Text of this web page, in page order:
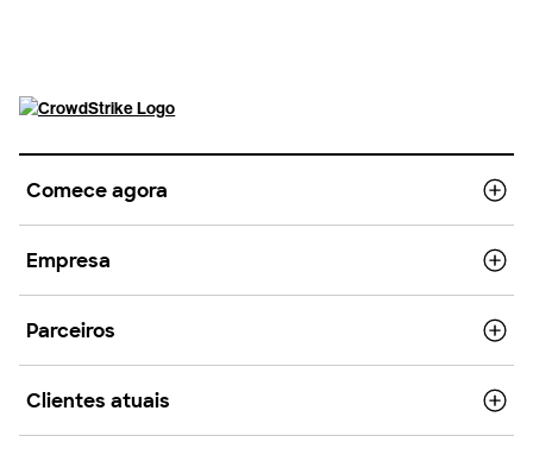
Comece agora
Empresa
Parceiros
Clientes atuais